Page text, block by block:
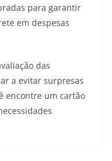
para garantir
em despesas
das
a evitar surpresas
encontre um cartão